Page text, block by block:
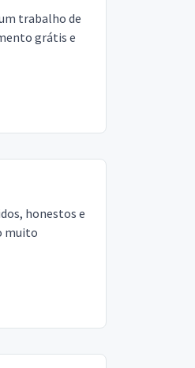
trabalho de
grátis e
honestos e
muito